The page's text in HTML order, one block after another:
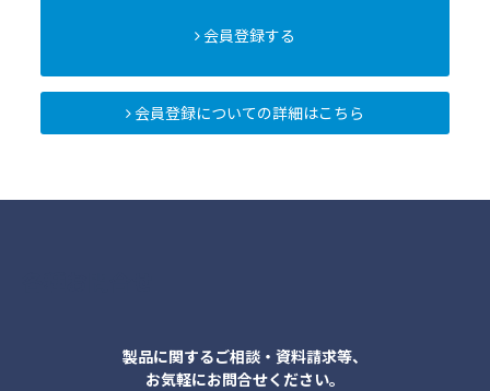
会員登録する
会員登録についての詳細はこちら
製品に関するご相談・資料請求等、
お気軽にお問合せください。